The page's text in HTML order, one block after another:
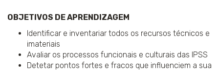
OBJETIVOS DE APRENDIZAGEM
Identificar e inventariar todos os recursos técnicos e
imateriais
Avaliar os processos funcionais e culturais das IPSS
Detetar pontos fortes e fracos que influenciem a sua